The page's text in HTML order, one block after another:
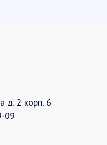
д. 2 корп. 6
09